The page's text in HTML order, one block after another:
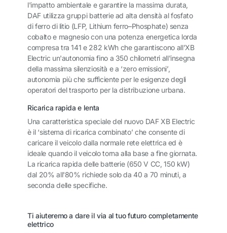
l'impatto ambientale e garantire la massima durata,
DAF utilizza gruppi batterie ad alta densità al fosfato
di ferro di litio (LFP, Lithium ferro–Phosphate) senza
cobalto e magnesio con una potenza energetica lorda
compresa tra 141 e 282 kWh che garantiscono all'XB
Electric un'autonomia fino a 350 chilometri all'insegna
della massima silenziosità e a ‘zero emissioni’,
autonomia più che sufficiente per le esigenze degli
operatori del trasporto per la distribuzione urbana.
Ricarica rapida e lenta
Una caratteristica speciale del nuovo DAF XB Electric
è il ‘sistema di ricarica combinato’ che consente di
caricare il veicolo dalla normale rete elettrica ed è
ideale quando il veicolo torna alla base a fine giornata.
La ricarica rapida delle batterie (650 V CC, 150 kW)
dal 20% all'80% richiede solo da 40 a 70 minuti, a
seconda delle specifiche.
Ti aiuteremo a dare il via al tuo futuro completamente
elettrico